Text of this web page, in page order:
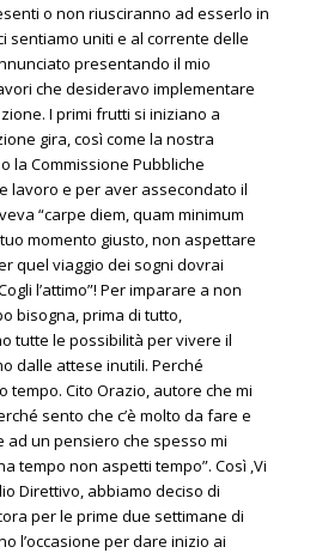
o non riusciranno ad esserlo in
sentiamo uniti e al corrente delle
presentando il mio
che desideravo implementare
I primi frutti si iniziano a
gira, così come la nostra
la Commissione Pubbliche
lavoro e per aver assecondato il
“carpe diem, quam minimum
momento giusto, non aspettare
quel viaggio dei sogni dovrai
l’attimo”! Per imparare a non
bisogna, prima di tutto,
tutte le possibilità per vivere il
dalle attese inutili. Perché
Cito Orazio, autore che mi
sento che c’è molto da fare e
ad un pensiero che spesso mi
tempo non aspetti tempo”. Così ,Vi
Direttivo, abbiamo deciso di
per le prime due settimane di
l’occasione per dare inizio ai